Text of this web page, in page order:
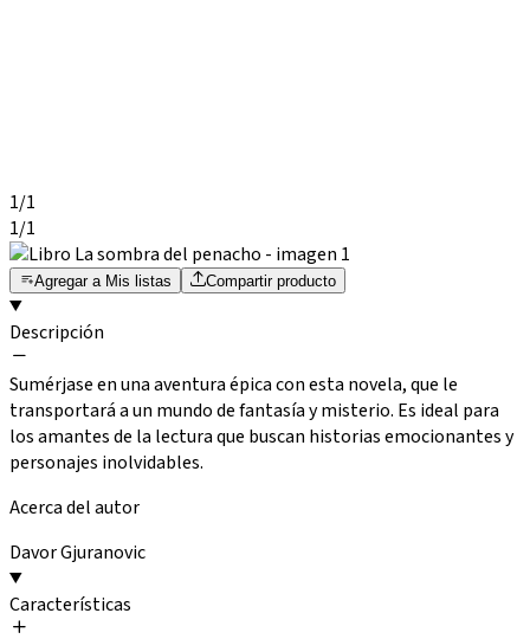
1/1
1/1
Agregar a Mis listas Compartir producto
Descripción
Sumérjase en una aventura épica con esta novela, que le
transportará a un mundo de fantasía y misterio. Es ideal para
los amantes de la lectura que buscan historias emocionantes y
personajes inolvidables.
Acerca del autor
Davor Gjuranovic
Características